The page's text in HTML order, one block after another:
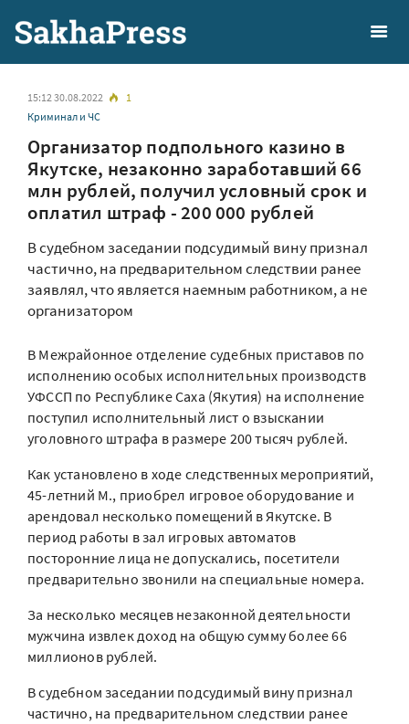
15:12 30.08.2022
1
Криминал и ЧС
Организатор подпольного казино в
Якутске, незаконно заработавший 66
млн рублей, получил условный срок и
оплатил штраф - 200 000 рублей
В судебном заседании подсудимый вину признал
частично, на предварительном следствии ранее
заявлял, что является наемным работником, а не
организатором
В Межрайонное отделение судебных приставов по
исполнению особых исполнительных производств
УФССП по Республике Саха (Якутия) на исполнение
поступил исполнительный лист о взыскании
уголовного штрафа в размере 200 тысяч рублей.
Как установлено в ходе следственных мероприятий,
45-летний М., приобрел игровое оборудование и
арендовал несколько помещений в Якутске. В
период работы в зал игровых автоматов
посторонние лица не допускались, посетители
предварительно звонили на специальные номера.
За несколько месяцев незаконной деятельности
мужчина извлек доход на общую сумму более 66
миллионов рублей.
В судебном заседании подсудимый вину признал
частично, на предварительном следствии ранее